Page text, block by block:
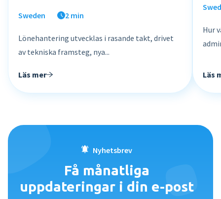
Sweden 2 min
Lönehantering utvecklas i rasande takt, drivet
av tekniska framsteg, nya...
Läs mer
Hur
Läs
Nyhetsbrev
Få månatliga
uppdateringar i din e-post